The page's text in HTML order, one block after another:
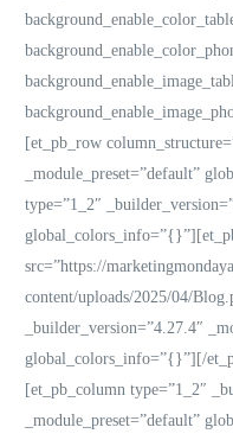
[et_pb_row
_module_preset=”default”
type=”1_2″
src=”https://
content/uploads/2025/04/
_builder_version=”4.27.4″
global_colors_info=”{}”][/
[et_pb_column type=”1_2″
_module_preset=”default”